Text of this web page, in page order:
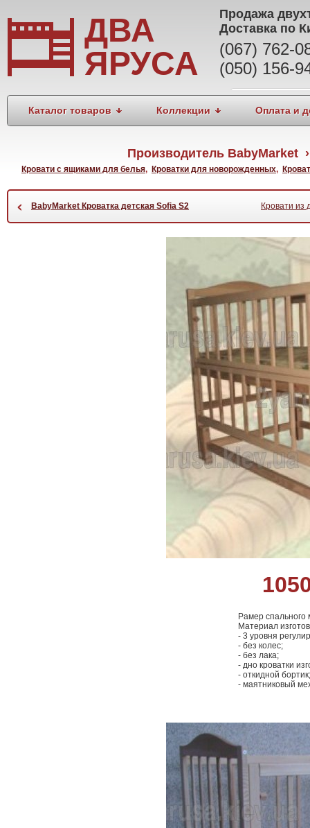
ДВА
ЯРУСА
Продажа
Доставка по
(067) 762-
(050) 156-
Каталог товаров Коллекции Оплата и
Производитель BabyMarket
Кровати с ящиками для белья, Кроватки для новорожденных,
‹ BabyMarket Кроватка детская Sofia S2 Кровати из
Рамер спального
Материал
- 3 уровня
- без колес;
- без лака;
- дно кроватки
- откидной бортик;
- маятниковый